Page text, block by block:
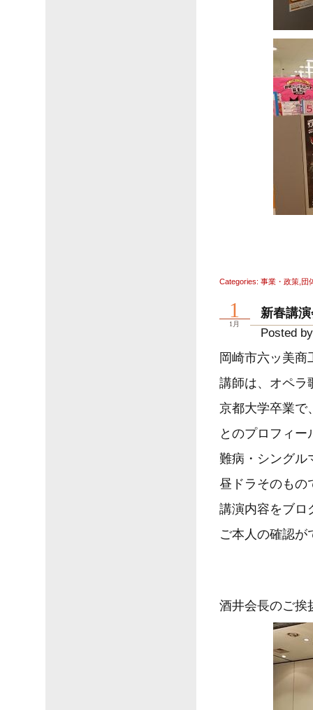
Categories: 事業・政策, 団
新春講
Posted
岡崎市六ッ美商
講師は、オペラ
京都大学卒業で
とのプロフィ
難病・シングル
昼ドラそのもの
講演内容をブロ
ご本人の確認が
酒井会長のご挨
1
1月